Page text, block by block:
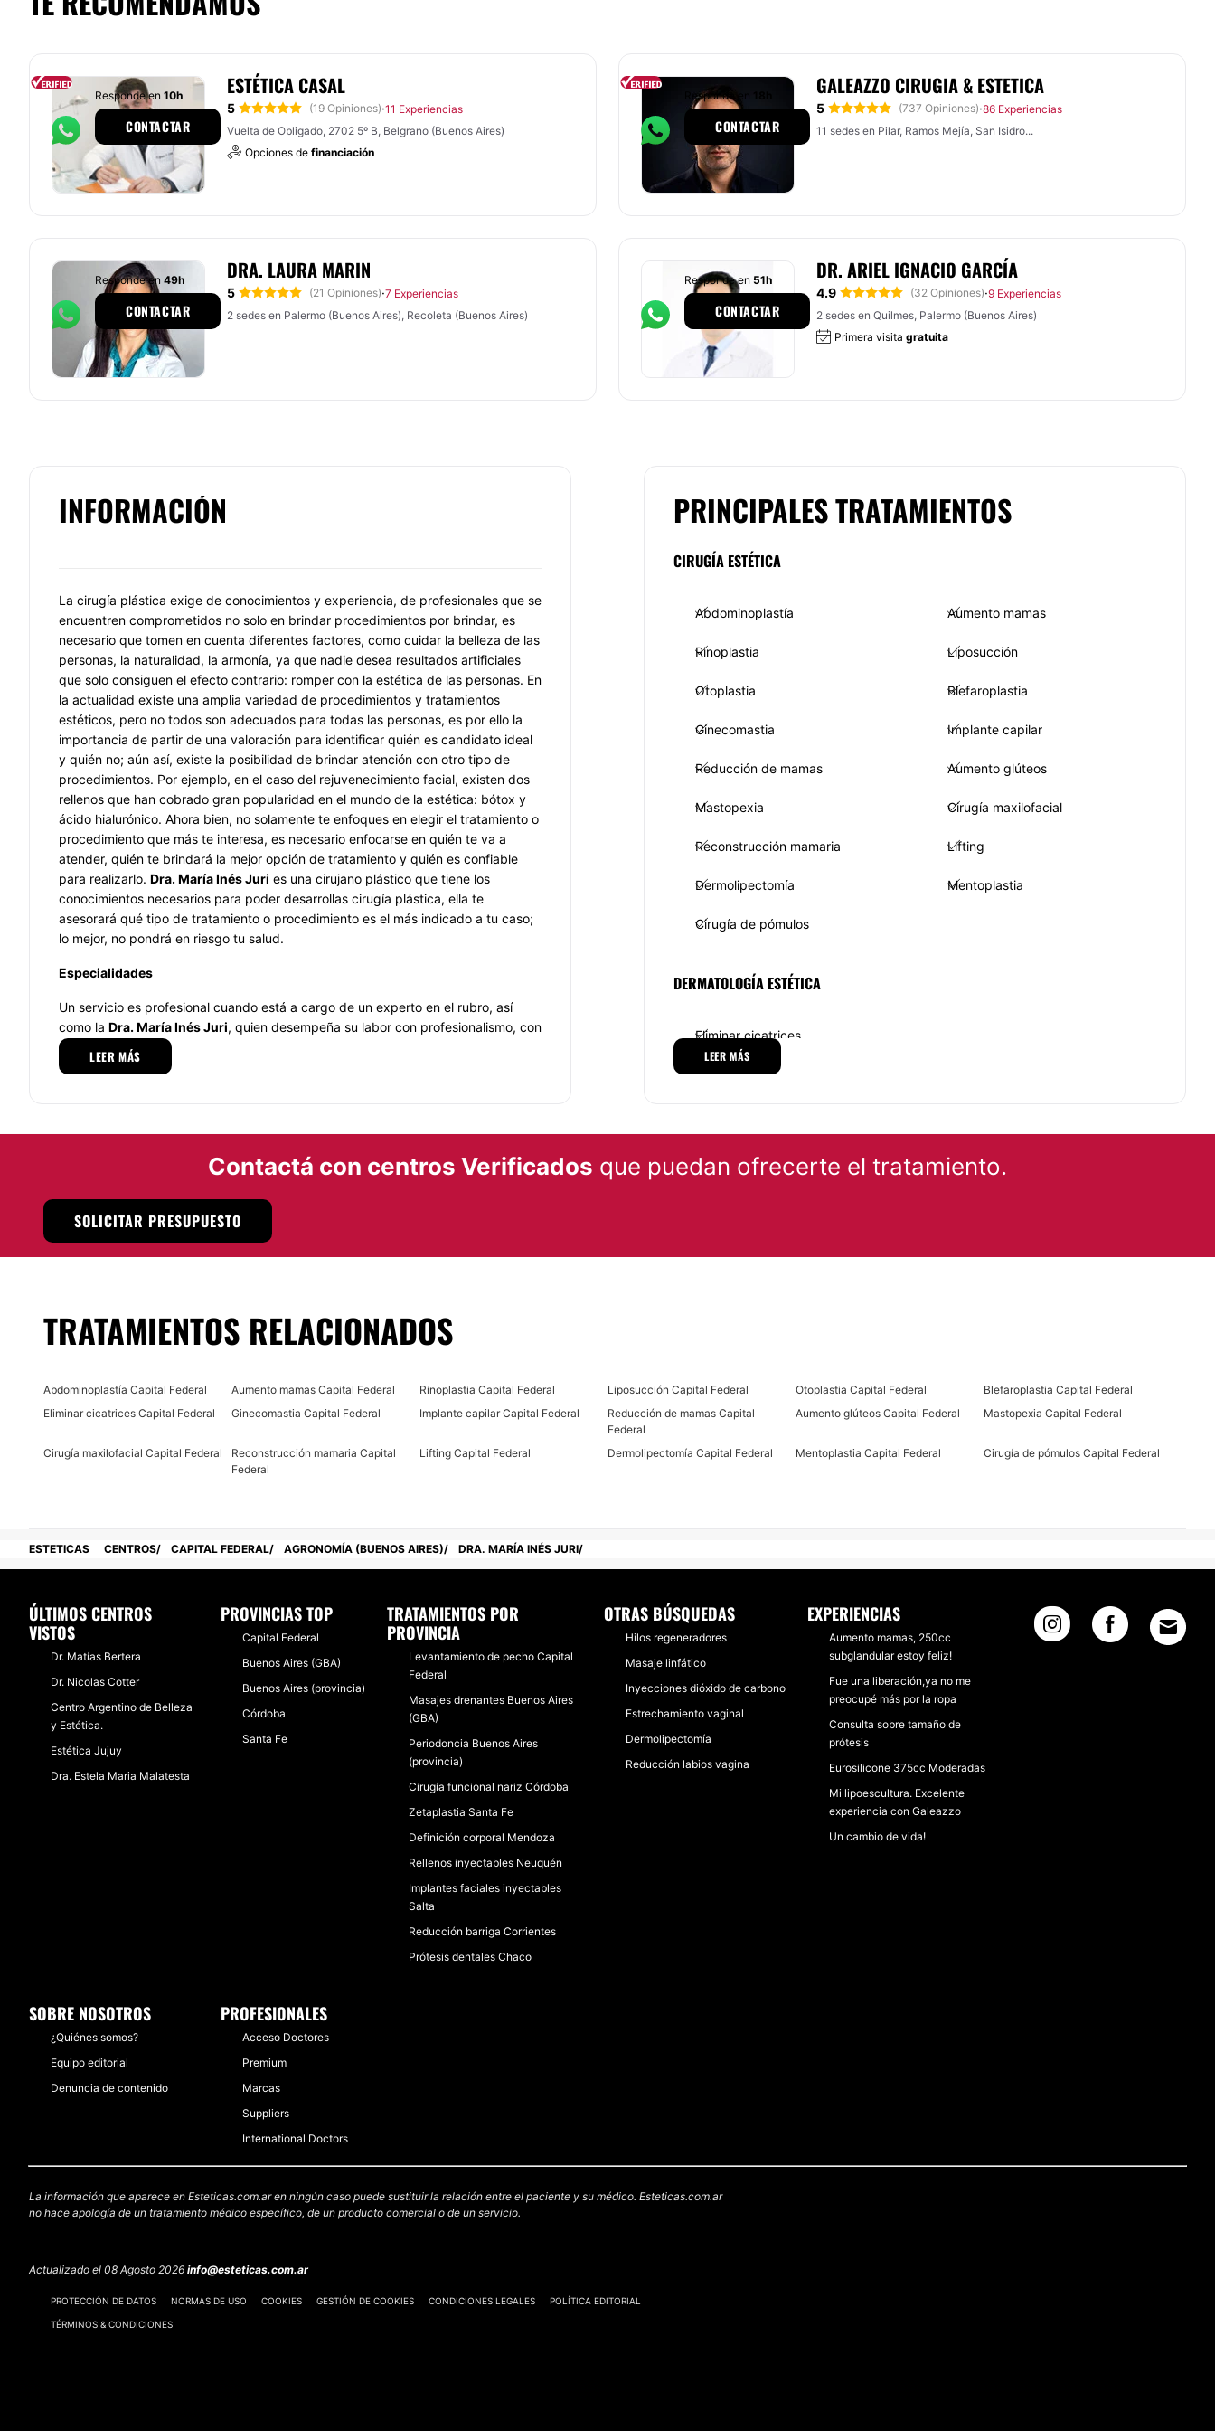
ESTÉTICA CASAL
5 (19 Opiniones)·11 Experiencias
Vuelta de Obligado, 2702 5º B, Belgrano (Buenos Aires)
Opciones de financiación
Responde en 10h
CONTACTAR
GALEAZZO CIRUGIA & ESTETICA
5 (737 Opiniones)·86 Experiencias
11 sedes en Pilar, Ramos Mejía, San Isidro...
Responde en
CONTACTAR
DRA. LAURA MARIN
5 (21 Opiniones)·7 Experiencias
2 sedes en Palermo (Buenos Aires), Recoleta (Buenos Aires)
Responde en 49h
CONTACTAR
DR. ARIEL IGNACIO GARCÍA
4.9 (32 Opiniones)·9 Experiencias
2 sedes en Quilmes, Palermo (Buenos Aires)
Primera visita gratuita
Responde en 51h
CONTACTAR
INFORMACIÓN
La cirugía plástica exige de conocimientos y experiencia, de profesionales que se
encuentren comprometidos no solo en brindar procedimientos por brindar, es
necesario que tomen en cuenta diferentes factores, como cuidar la belleza de las
personas, la naturalidad, la armonía, ya que nadie desea resultados artificiales
que solo consiguen el efecto contrario: romper con la estética de las personas. En
la actualidad existe una amplia variedad de procedimientos y tratamientos
estéticos, pero no todos son adecuados para todas las personas, es por ello la
importancia de partir de una valoración para identificar quién es candidato ideal
y quién no; aún así, existe la posibilidad de brindar atención con otro tipo de
procedimientos. Por ejemplo, en el caso del rejuvenecimiento facial, existen dos
rellenos que han cobrado gran popularidad en el mundo de la estética: bótox y
ácido hialurónico. Ahora bien, no solamente te enfoques en elegir el tratamiento o
procedimiento que más te interesa, es necesario enfocarse en quién te va a
atender, quién te brindará la mejor opción de tratamiento y quién es confiable
para realizarlo. Dra. Marí­a Inés Juri es una cirujano plástico que tiene los
conocimientos necesarios para poder desarrollas cirugía plástica, ella te
asesorará qué tipo de tratamiento o procedimiento es el más indicado a tu caso;
lo mejor, no pondrá en riesgo tu salud.
Especialidades
Un servicio es profesional cuando está a cargo de un experto en el rubro, así
como la Dra. Marí­a Inés Juri, quien desempeña su labor con profesionalismo, con
dedicación y con destreza. Además, no lleva a cabo su labor sin antes partir de
un diagnóstico, puesto que no va a esperar a poner en riesgo la salud de sus
es especialista en medicina estética, enfocada a brindar
resultados y ello lo logra porque su labor la realiza con compromiso, valores y las
Localización
No
No
LEER MÁS
PRINCIPALES TRATAMIENTOS
CIRUGÍA ESTÉTICA
Abdominoplastía Aumento mamas
Rinoplastia Liposucción
Otoplastia Blefaroplastia
Ginecomastia Implante capilar
Reducción de mamas Aumento glúteos
Mastopexia Cirugía maxilofacial
Reconstrucción mamaria Lifting
Dermolipectomía Mentoplastia
Cirugía de pómulos
DERMATOLOGÍA ESTÉTICA
Eliminar cicatrices
LEER MÁS
Contactá con centros Verificados que puedan ofrecerte el tratamiento.
SOLICITAR PRESUPUESTO
TRATAMIENTOS RELACIONADOS
Abdominoplastía Capital Federal Aumento mamas Capital Federal Rinoplastia Capital Federal Liposucción Capital Federal Otoplastia Capital Federal
Blefaroplastia Capital Federal
Eliminar cicatrices Capital Federal
Ginecomastia Capital Federal Implante capilar Capital Federal
Reducción de mamas Capital
Federal
Aumento glúteos Capital Federal Mastopexia Capital Federal
Cirugía maxilofacial Capital Federal
Reconstrucción mamaria Capital
Federal
Lifting Capital Federal Dermolipectomía Capital Federal Mentoplastia Capital Federal Cirugía de pómulos Capital Federal
ESTETICAS CENTROS CAPITAL FEDERAL AGRONOMÍA (BUENOS AIRES) DRA. MARÍ­A INÉS JURI
ÚLTIMOS CENTROS
VISTOS
Dr. Matías Bertera
Dr. Nicolas Cotter
Centro Argentino de Belleza
y Estética.
Estética Jujuy
Dra. Estela Maria Malatesta
PROVINCIAS TOP
Capital Federal
Buenos Aires (GBA)
Buenos Aires (provincia)
Córdoba
Santa Fe
TRATAMIENTOS POR
PROVINCIA
Levantamiento de pecho Capital
Federal
Masajes drenantes Buenos Aires
(GBA)
Periodoncia Buenos Aires
(provincia)
Cirugía funcional nariz Córdoba
Zetaplastia Santa Fe
Definición corporal Mendoza
Rellenos inyectables Neuquén
Implantes faciales inyectables
Salta
Reducción barriga Corrientes
Prótesis dentales Chaco
OTRAS BÚSQUEDAS
Hilos regeneradores
Masaje linfático
Inyecciones dióxido de carbono
Estrechamiento vaginal
Dermolipectomía
Reducción labios vagina
EXPERIENCIAS
Aumento mamas, 250cc
subglandular estoy feliz!
Fue una liberación,ya no me
preocupé más por la ropa
Consulta sobre tamaño de
prótesis
Eurosilicone 375cc Moderadas
Mi lipoescultura. Excelente
experiencia con Galeazzo
Un cambio de vida!
SOBRE NOSOTROS
¿Quiénes somos?
Equipo editorial
Denuncia de contenido
PROFESIONALES
Acceso Doctores
Premium
Marcas
Suppliers
International Doctors
La información que aparece en Esteticas.com.ar en ningún caso puede sustituir la relación entre el paciente y su médico. Esteticas.com.ar
no hace apología de un tratamiento médico específico, de un producto comercial o de un servicio.
Actualizado el 08 Agosto 2026 info@esteticas.com.ar
PROTECCIÓN DE DATOS NORMAS DE USO COOKIES GESTIÓN DE COOKIES CONDICIONES LEGALES POLÍTICA EDITORIAL
TÉRMINOS & CONDICIONES